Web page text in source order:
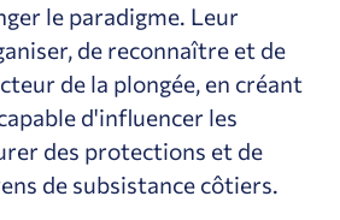
le paradigme. Leur
de reconnaître et de
de la plongée, en créant
d'influencer les
des protections et de
de subsistance côtiers.